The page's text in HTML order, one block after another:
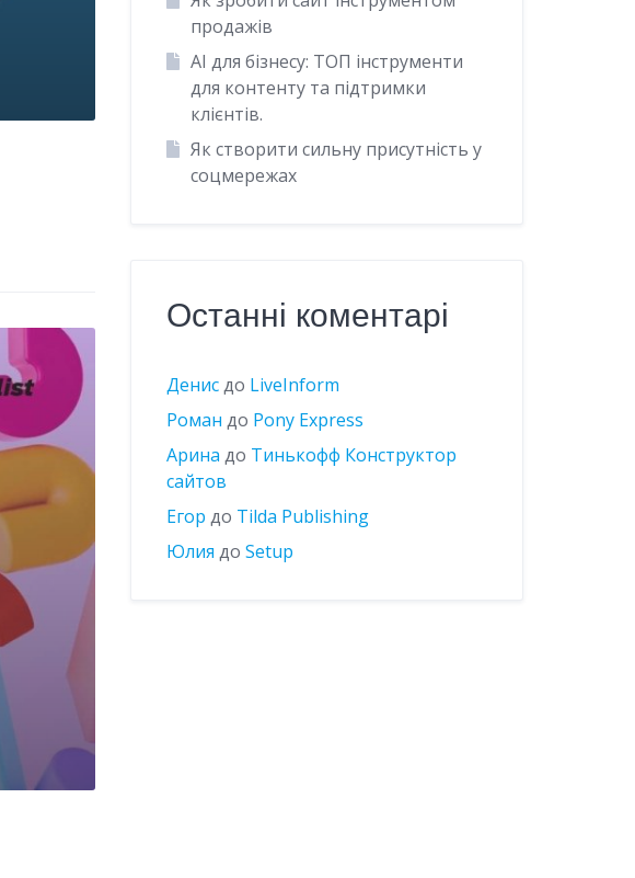
продажів
AI для бізнесу: ТОП інструменти
для контенту та підтримки
клієнтів.
Як створити сильну присутність у
соцмережах
Останні коментарі
Денисдо LiveInform
Роман до Pony Express
Арина до Тинькофф Конструктор
сайтов
Егор до Tilda Publishing
Юлия доSetup